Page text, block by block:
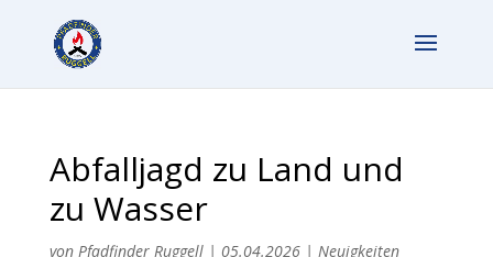
Abfalljagd zu Land und
zu Wasser
von Pfadfinder Ruggell| 05.04.2026| Neuigkeiten